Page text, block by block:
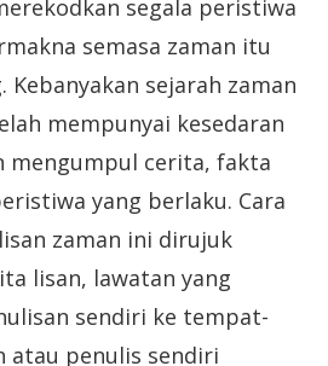
segala peristiwa
semasa zaman itu
Kebanyakan sejarah zaman
mempunyai kesedaran
mengumpul cerita, fakta
yang berlaku. Cara
zaman ini dirujuk
lisan, lawatan yang
sendiri ke tempat-
atau penulis sendiri